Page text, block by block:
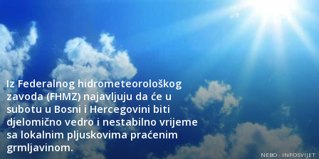
Iz Federalnog hidrometeorološkog
zavoda (FHMZ) najavljuju da će u
subotu u Bosni i Hercegovini biti
djelomično vedro i nestabilno vrijeme
sa lokalnim pljuskovima praćenim
grmljavinom.
NEBO - INFOSVIJET